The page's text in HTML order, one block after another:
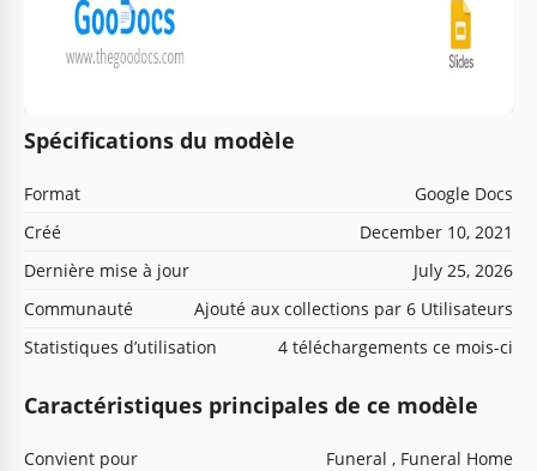
Spécifications du modèle
Format
Google Docs
Créé
December 10, 2021
Dernière mise à jour
July 25, 2026
Communauté
Ajouté aux collections par 6 Utilisateurs
Statistiques d’utilisation
4 téléchargements ce mois-ci
Caractéristiques principales de ce modèle
Convient pour
Funeral , Funeral Home